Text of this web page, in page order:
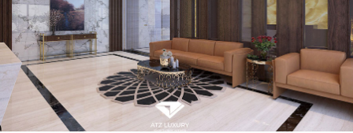
Thi công nội thất biêt thự tại Thanh Hóa